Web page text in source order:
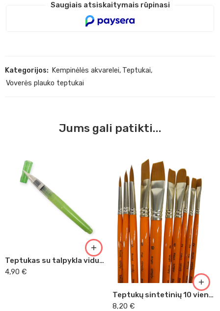
Saugiais atsiskaitymais rūpinasi
Kategorijos: Kempinėlės akvarelei, Teptukai,
Voverės plauko teptukai
Jums gali patikti...
Teptukas su talpykla vidutiniškas
4,90 €
Teptukų sintetinių 10 vienetų rinkinys Daler Rowney
8,20 €